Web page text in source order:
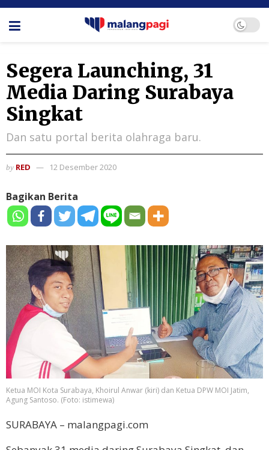
Segera Launching, 31
Media Daring Surabaya
Singkat
Dan satu portal berita olahraga baru.
by RED 12 Desember 2020
Bagikan Berita
Ketua MOI Kota Surabaya, Khoirul Anwar (kiri) dan Ketua DPW MOI Jatim,
Agung Santoso. (Foto: istimewa)
SURABAYA – malangpagi.com